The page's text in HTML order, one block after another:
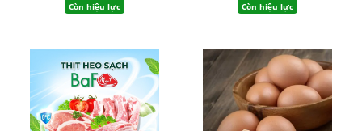
Còn hiệu lực Còn hiệu lực